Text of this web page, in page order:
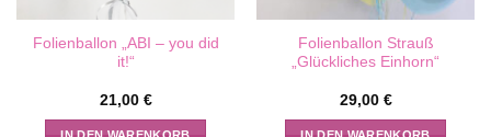
Folienballon „ABI – you did
it!“
21,00 €
Folienballon Strauß
„Glückliches Einhorn“
29,00 €